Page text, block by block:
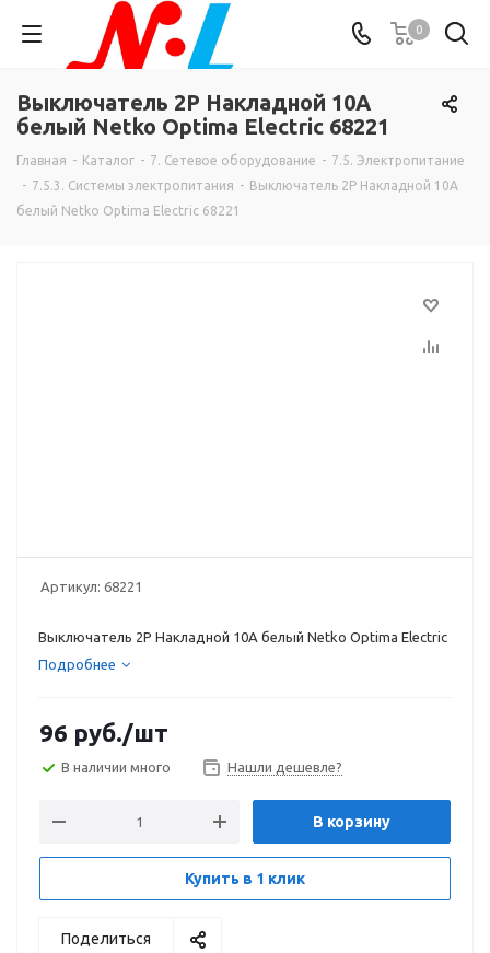
0
Выключатель 2P Накладной 10А
белый Netko Optima Electric 68221
Главная - Каталог - 7. Сетевое оборудование - 7.5. Электропитание
- 7.5.3. Системы электропитания - Выключатель 2P Накладной 10А
белый Netko Optima Electric 68221
Артикул: 68221
Выключатель 2P Накладной 10А белый Netko Optima Electric
Подробнее
96 руб./шт
В наличии много Нашли дешевле?
В корзину
Купить в 1 клик
Поделиться